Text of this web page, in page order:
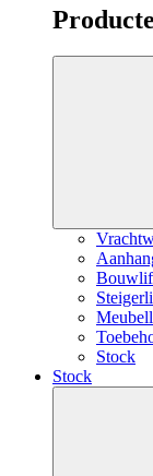
Stock
Stock